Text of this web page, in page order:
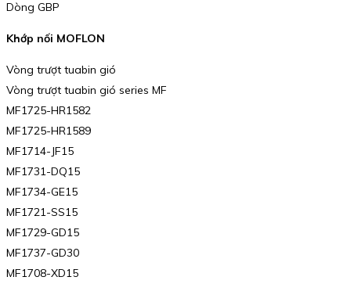
Dòng GBP
Khớp nối MOFLON
Vòng trượt tuabin gió
Vòng trượt tuabin gió series MF
MF1725-HR1582
MF1725-HR1589
MF1714-JF15
MF1731-DQ15
MF1734-GE15
MF1721-SS15
MF1729-GD15
MF1737-GD30
MF1708-XD15